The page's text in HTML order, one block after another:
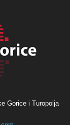
Gorice i Turopolja